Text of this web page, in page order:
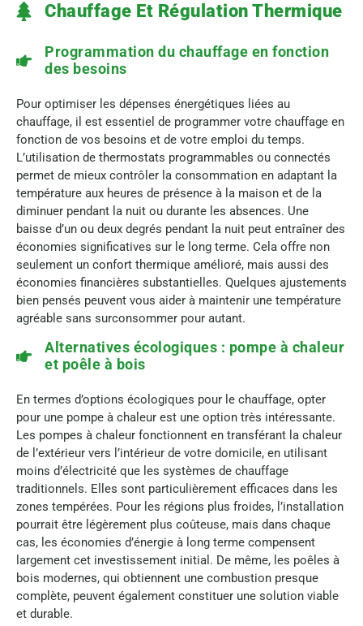
Chauffage Et Régulation Thermique
Programmation du chauffage en fonction
des besoins
Pour optimiser les dépenses énergétiques liées au
chauffage, il est essentiel de programmer votre chauffage en
fonction de vos besoins et de votre emploi du temps.
L’utilisation de thermostats programmables ou connectés
permet de mieux contrôler la consommation en adaptant la
température aux heures de présence à la maison et de la
diminuer pendant la nuit ou durante les absences. Une
baisse d’un ou deux degrés pendant la nuit peut entraîner des
économies significatives sur le long terme. Cela offre non
seulement un confort thermique amélioré, mais aussi des
économies financières substantielles. Quelques ajustements
bien pensés peuvent vous aider à maintenir une température
agréable sans surconsommer pour autant.
Alternatives écologiques : pompe à chaleur
et poêle à bois
En termes d’options écologiques pour le chauffage, opter
pour une pompe à chaleur est une option très intéressante.
Les pompes à chaleur fonctionnent en transférant la chaleur
de l’extérieur vers l’intérieur de votre domicile, en utilisant
moins d’électricité que les systèmes de chauffage
traditionnels. Elles sont particulièrement efficaces dans les
zones tempérées. Pour les régions plus froides, l’installation
pourrait être légèrement plus coûteuse, mais dans chaque
cas, les économies d’énergie à long terme compensent
largement cet investissement initial. De même, les poêles à
bois modernes, qui obtiennent une combustion presque
complète, peuvent également constituer une solution viable
et durable.